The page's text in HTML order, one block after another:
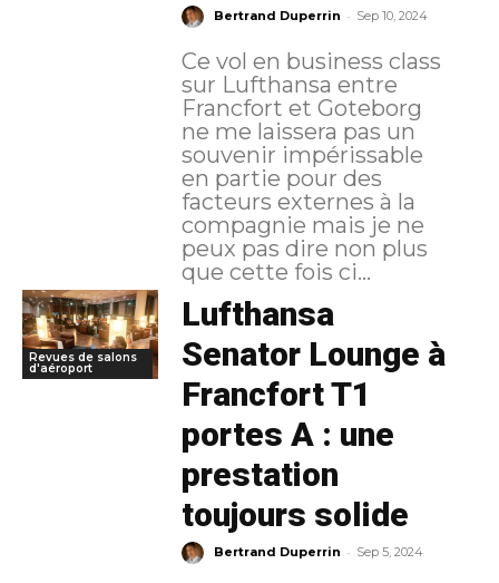
Bertrand Duperrin - Sep 10, 2024
Ce vol en business class
sur Lufthansa entre
Francfort et Goteborg
ne me laissera pas un
souvenir impérissable
en partie pour des
facteurs externes à la
compagnie mais je ne
peux pas dire non plus
que cette fois ci...
Revues de salons
d'aéroport
Lufthansa
Senator Lounge à
Francfort T1
portes A : une
prestation
toujours solide
Bertrand Duperrin - Sep 5, 2024